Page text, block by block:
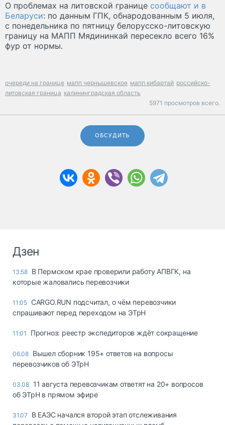
О проблемах на литовской границе сообщают и в
Беларуси: по данным ГПК, обнародованным 5 июля,
с понедельника по пятницу белорусско-литовскую
границу на МАПП Мядининкай пересекло всего 16%
фур от нормы.
очереди на границе мапп чернышевское мапп кибартай российско-
литовская граница калининградская область
5971 просмотров всего.
ОБСУДИТЬ
Дзен
13:58 В Пермском крае проверили работу АПВГК, на
которые жаловались перевозчики
11:05 CARGO.RUN подсчитал, о чём перевозчики
спрашивают перед переходом на ЭТрН
11:01 Прогноз: реестр экспедиторов ждёт сокращение
06.08 Вышел сборник 195+ ответов на вопросы
перевозчиков об ЭТрН
03.08 11 августа перевозчикам ответят на 20+ вопросов
об ЭТрН в прямом эфире
31.07
В ЕАЭС начался второй этап отслеживания